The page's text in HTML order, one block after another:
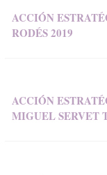
ACCIÓN
RODÉS 2019
ACCIÓN
MIGUEL SERVET